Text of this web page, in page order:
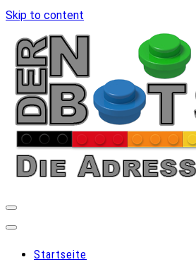
Skip to content
Startseite